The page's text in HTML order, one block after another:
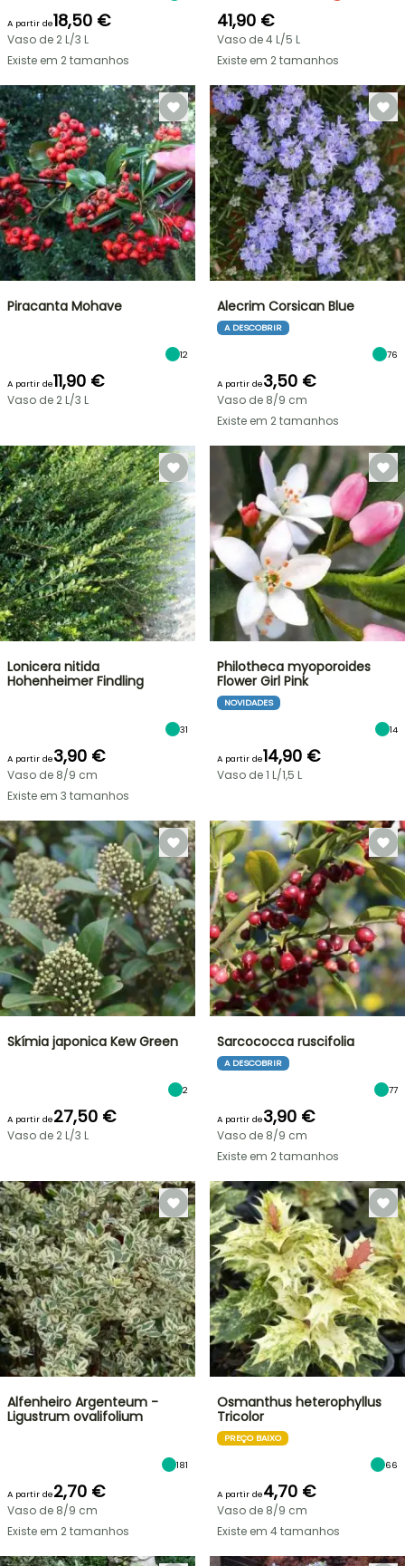
A partir de18,50 €
Vaso de 2 L/3 L
Existe em 2 tamanhos
41,90 €
Vaso de 4 L/5 L
Existe em 2 tamanhos
Piracanta Mohave
12
A partir de11,90 €
Vaso de 2 L/3 L
Alecrim Corsican Blue
A DESCOBRIR
76
A partir de3,50 €
Vaso de 8/9 cm
Existe em 2 tamanhos
Lonicera nitida
Hohenheimer Findling
31
A partir de3,90 €
Vaso de 8/9 cm
Existe em 3 tamanhos
Philotheca myoporoides
Flower Girl Pink
NOVIDADES
14
A partir de14,90 €
Vaso de 1 L/1,5 L
Skímia japonica Kew Green
2
A partir de27,50 €
Vaso de 2 L/3 L
Sarcococca ruscifolia
A DESCOBRIR
77
A partir de3,90 €
Vaso de 8/9 cm
Existe em 2 tamanhos
Alfenheiro Argenteum -
Ligustrum ovalifolium
181
A partir de2,70 €
Vaso de 8/9 cm
Existe em 2 tamanhos
Osmanthus heterophyllus
Tricolor
PREÇO BAIXO
66
A partir de4,70 €
Vaso de 8/9 cm
Existe em 4 tamanhos